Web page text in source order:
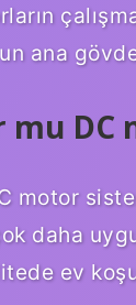
ana
mu
motor
daha
ev koşu